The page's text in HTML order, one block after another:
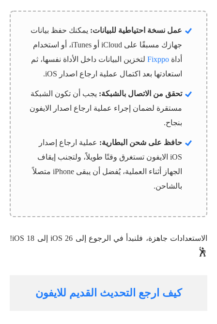
عمل نسخة احتياطية للبيانات: يمكنك حفظ بيانات
جهازك مسبقًا على iCloud أو iTunes، أو استخدام
أداة Fixppo لتخزين البيانات داخل الأداة نفسها، ثم
استعادتها بعد اكتمال عملية ارجاع اصدار iOS.
تحقق من الاتصال بالشبكة: يجب أن تكون الشبكة
مستقرة لضمان إجراء عملية ارجاع اصدار الايفون
بنجاح.
حافظ على شحن البطارية: عملية ارجاع إصدار
iOS الايفون تستغرق وقتًا طويلاً، ولتجنب إيقاف
الجهاز أثناء العملية، يُفضل أن يبقى iPhone متصلاً
بالشاحن.
الاستعدادات جاهزة، فلنبدأ في الرجوع إلى iOS 26 إلى iOS 18!
🕺
كيف ارجع التحديث القديم للايفون